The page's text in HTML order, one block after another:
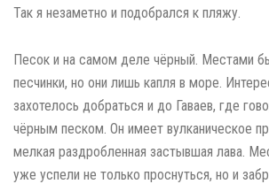
Так я незаметно и подобрался к пляжу.
Песок и на самом деле чёрный. Местами
песчинки, но они лишь капля в море.
захотелось добраться и до Гаваев, где
чёрным песком. Он имеет вулканическое
мелкая раздробленная застывшая лава.
уже успели не только проснуться, но и